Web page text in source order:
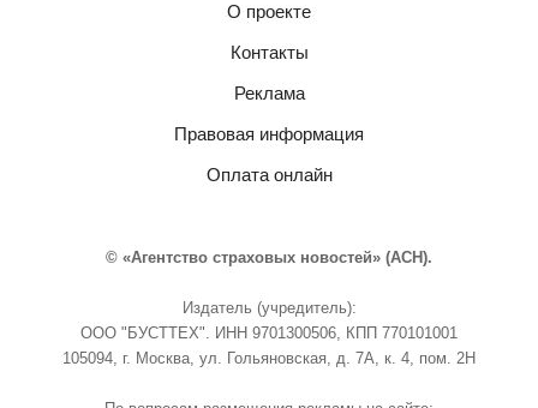
О проекте
Контакты
Реклама
Правовая информация
Оплата онлайн
© «Агентство страховых новостей» (АСН).
Издатель (учредитель):
ООО "БУСТТЕХ". ИНН 9701300506, КПП 770101001
105094, г. Москва, ул. Гольяновская, д. 7А, к. 4, пом. 2Н